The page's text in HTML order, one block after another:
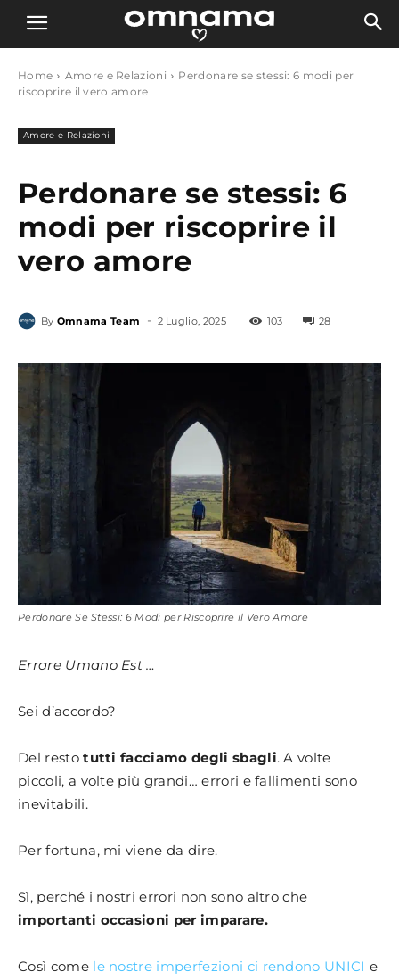
Home Amore e Relazioni
Perdonare se stessi: 6 modi per
riscoprire il vero amore
Amore e Relazioni
Perdonare se stessi: 6
modi per riscoprire il
vero amore
By Omnama Team - 2 Luglio, 2025 103 28
Perdonare Se Stessi: 6 Modi per Riscoprire il Vero Amore
Errare Umano Est …
Sei d’accordo?
Del restotutti facciamo degli sbagli. A volte
piccoli, a volte più grandi… errori e fallimenti sono
inevitabili.
Per fortuna, mi viene da dire.
Sì, perché i nostri errori non sono altro che
importanti occasioni per imparare.
Così comele nostre imperfezioni ci rendono UNICI e